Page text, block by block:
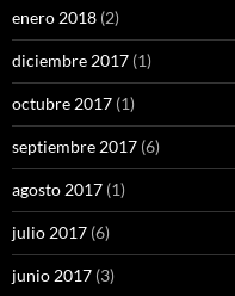
enero 2018 (2)
diciembre 2017 (1)
octubre 2017 (1)
septiembre 2017 (6)
agosto 2017 (1)
julio 2017 (6)
junio 2017 (3)